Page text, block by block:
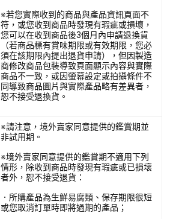
※若您實際收到的商品與產品資訊頁面不
符，或您收到商品時發現有瑕疵或損壞，
您可以在收到商品後3個月內申請退換貨
（若商品標有賞味期限或有效期限，您必
須在該期限內提出退貨申請），但因製造
商修改商品包裝導致頁面顯示內容與實際
商品不一致，或因螢幕設定或拍攝條件不
同導致商品圖片與實際產品略有差異者，
恕不接受退換貨。
※請注意，境外賣家同意提供的鑑賞期並
非試用期。
※境外賣家同意提供的鑑賞期不適用下列
情形，除收到商品時發現有瑕疵或已損壞
者外，恕不接受退貨：
．所購產品為生鮮易腐類、保存期限很短
或您取消訂單時即將過期的產品；